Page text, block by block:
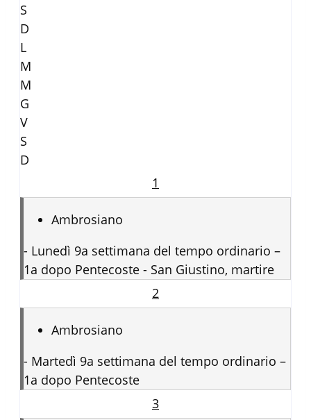
S
D
L
M
M
G
V
S
D
1
Ambrosiano
- Lunedì 9a settimana del tempo ordinario –
1a dopo Pentecoste - San Giustino, martire
2
Ambrosiano
- Martedì 9a settimana del tempo ordinario –
1a dopo Pentecoste
3